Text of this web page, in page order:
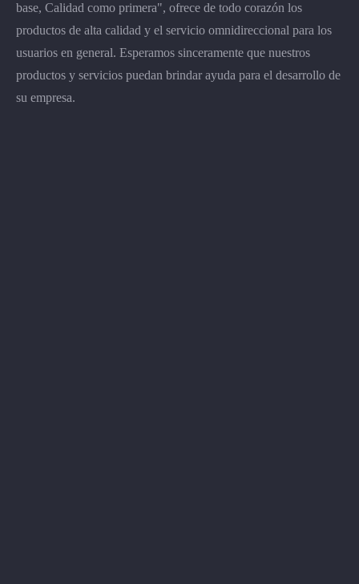
base, Calidad como primera", ofrece de todo corazón los
productos de alta calidad y el servicio omnidireccional para los
usuarios en general. Esperamos sinceramente que nuestros
productos y servicios puedan brindar ayuda para el desarrollo de
su empresa.